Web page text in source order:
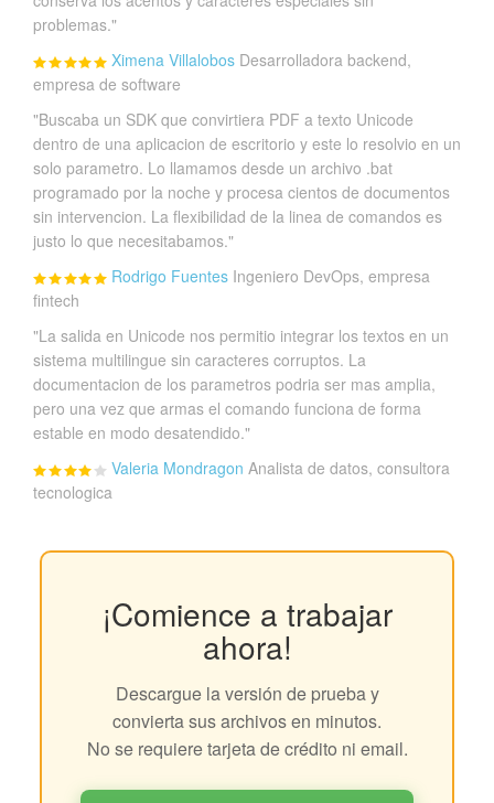
problemas."
Ximena Villalobos Desarrolladora backend,
empresa de software
"Buscaba un SDK que convirtiera PDF a texto Unicode
dentro de una aplicacion de escritorio y este lo resolvio en un
solo parametro. Lo llamamos desde un archivo .bat
programado por la noche y procesa cientos de documentos
sin intervencion. La flexibilidad de la linea de comandos es
justo lo que necesitabamos."
Rodrigo Fuentes Ingeniero DevOps, empresa
fintech
"La salida en Unicode nos permitio integrar los textos en un
sistema multilingue sin caracteres corruptos. La
documentacion de los parametros podria ser mas amplia,
pero una vez que armas el comando funciona de forma
estable en modo desatendido."
Valeria Mondragon Analista de datos, consultora
tecnologica
¡Comience a trabajar
ahora!
Descargue la versión de prueba y
convierta sus archivos en minutos.
No se requiere tarjeta de crédito ni email.